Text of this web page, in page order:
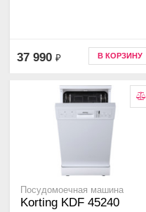
37 990 ₽ В КОРЗИНУ
Посудомоечная машина
Korting KDF 45240